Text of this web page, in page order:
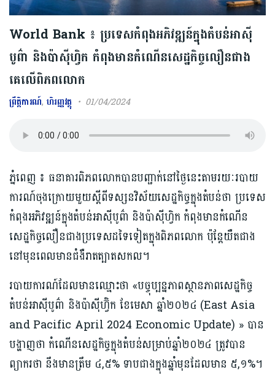
World Bank ៖ ប្រទេសកំពុងអភិវឌ្ឍន៍ក្នុងតំបន់​អាស៊ី
បូព៌ា និងប៉ាស៊ីហ្វិក កំពុង​មាន​កំណើន​សេដ្ឋកិច្ច​លឿន​ជាង
គេលើ​ពិភពលោក
ព្រឹត្តិការណ៍,ហិរញ្ញវត្ថុ 01/04/2024
ភ្នំពេញ ៖ ធនាគារពិភពលោក​បានបញ្ជាក់នៅ​ថ្ងៃនេះតាមរយៈរបាយ
ការណ៍ចុងក្រោយ​មួយ​​ស្តី​ពីទស្សនវិស័យ​សេដ្ឋកិច្ច​ក្នុង​តំបន់ថា ប្រទេស
កំពុងអភិវឌ្ឍន៍ក្នុងតំបន់​អាស៊ីបូព៌ា និងប៉ាស៊ីហ្វិក កំពុង​មាន​កំណើន​
សេដ្ឋកិច្ច​លឿន​ជាង​ប្រទេសដទៃទៀតក្នុង​ពិភពលោក ប៉ុន្តែយឺតជាង
នៅមុនពេលមាន​ជំងឺរាតត្បាតសកល។
របាយការណ៍ដែល​មាន​ឈ្មោះ​ថា «បច្ចុប្បន្នភាពស្ថានភាពសេដ្ឋកិច្ច​
តំបន់​អាស៊ីបូព៌ា និង​ប៉ាស៊ីហ្វ៊ិក ខែមេសា ឆ្នាំ២០២៤ (East Asia
and Pacific April 2024 Economic Update) » បាន
បង្ហាញថា កំណើនសេដ្ឋកិច្ច​ក្នុង​តំបន់សម្រាប់​ឆ្នាំ​២០២៤ ត្រូវបាន
ព្យាករថា នឹងមាន​ត្រឹម ៤,៥% ​ទាបជាងក្នុង​ឆ្នាំមុនដែ​ល​មាន​ ៥,១%។